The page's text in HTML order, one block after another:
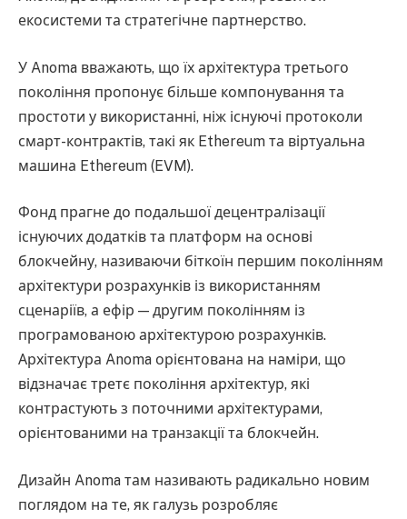
екосистеми та стратегічне партнерство.
У Anoma вважають, що їх архітектура третього
покоління пропонує більше компонування та
простоти у використанні, ніж існуючі протоколи
смарт-контрактів, такі як Ethereum та віртуальна
машина Ethereum (EVM).
Фонд прагне до подальшої децентралізації
існуючих додатків та платформ на основі
блокчейну, називаючи біткоїн першим поколінням
архітектури розрахунків із використанням
сценаріїв, а ефір — другим поколінням із
програмованою архітектурою розрахунків.
Архітектура Anoma орієнтована на наміри, що
відзначає третє покоління архітектур, які
контрастують з поточними архітектурами,
орієнтованими на транзакції та блокчейн.
Дизайн Anoma там називають радикально новим
поглядом на те, як галузь розробляє